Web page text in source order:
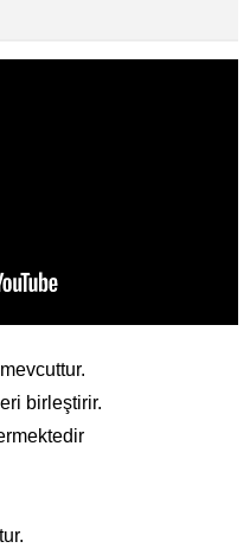
birleştirir.